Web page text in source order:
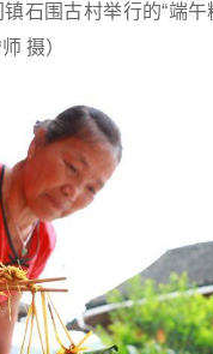
石围古村举行的“端午
摄）